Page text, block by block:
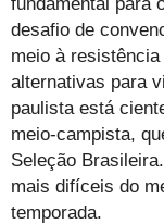
desafio de
meio à
alternativas para
paulista está
meio-campista,
Seleção
mais difíceis do
temporada.